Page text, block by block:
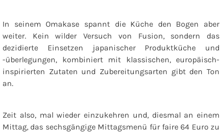
In seinem Omakase spannt die Küche den Bogen aber
weiter. Kein wilder Versuch von Fusion, sondern das
dezidierte Einsetzen japanischer Produktküche und
-überlegungen, kombiniert mit klassischen, europäisch-
inspirierten Zutaten und Zubereitungsarten gibt den Ton
an.
Zeit also, mal wieder einzukehren und, diesmal an einem
Mittag, das sechsgängige Mittagsmenü für faire 64 Euro zu